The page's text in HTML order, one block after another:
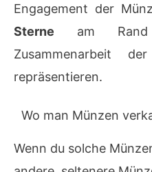
Engagement der
Sterne am Rand
Zusammenarbeit
repräsentieren.
Wo man Münzen
Wenn du solche